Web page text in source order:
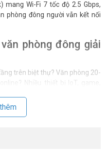
mang Wi-Fi 7 tốc độ 2.5 Gbps,
phòng đông người vẫn kết nối
phòng đông giải
trên biệt thự? Văn phòng 20-
Nhiều thiết bị IoT, game,